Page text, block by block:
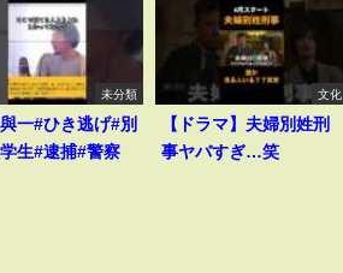
未分類
一#ひき逃げ#別
生#逮捕#警察
文化
【ドラマ】夫婦別姓刑
事ヤバすぎ…笑